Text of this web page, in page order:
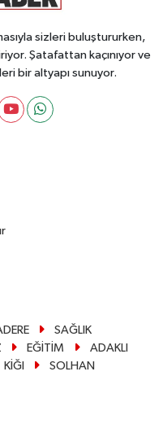
sizleri buluştururken,
Şatafattan kaçınıyor ve
bir altyapı sunuyor.
SAĞLIK
EĞİTİM
ADAKLI
KİĞI
SOLHAN